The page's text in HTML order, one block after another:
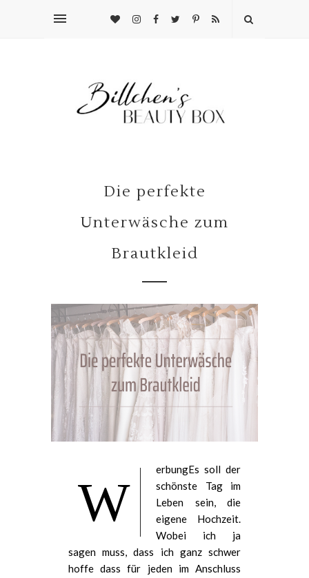
Die perfekte
Unterwäsche zum
Brautkleid
W
erbungEs soll der
schönste Tag im
Leben sein, die
eigene Hochzeit.
Wobei ich ja
sagen muss, dass ich ganz schwer
hoffe dass für jeden im Anschluss